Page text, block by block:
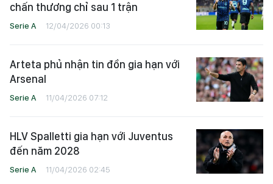
chấn thương chỉ sau 1 trận
Serie A 12/04/2026 00:13
Arteta phủ nhận tin đồn gia hạn với
Arsenal
Serie A 11/04/2026 07:12
HLV Spalletti gia hạn với Juventus
đến năm 2028
Serie A 11/04/2026 02:45